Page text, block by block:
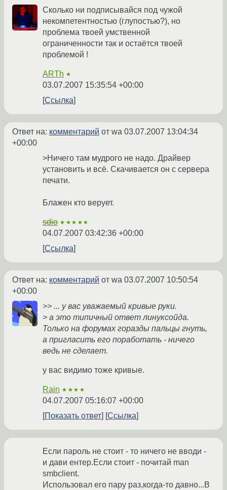
Сколько ни подписывайся под чужой
некомпетентностью (глупостью?), но
проблема твоей умственной
ограниченности так и остаётся твоей
проблемой !
ARTh ★
03.07.2007 15:35:54 +00:00
Ссылка
Ответ на: комментарий от wa 03.07.2007 13:04:34
+00:00
>Ничего там мудрого не надо. Драйвер
установить и всё. Скачивается он с сервера
печати.
Блажен кто верует.
sdio ★★★★★
04.07.2007 03:42:36 +00:00
Ссылка
Ответ на: комментарий от wa 03.07.2007 10:50:54
+00:00
>> ... у вас уважаемый кривые руки.
> а это типичный ответ линуксойда.
Только на форумах горазды пальцы гнуть,
а пригласить его поработать - ничего
ведь не сделает.
у вас видимо тоже кривые.
Rain ★★★★
04.07.2007 05:16:07 +00:00
Показать ответ
Ссылка
Если пароль не стоит - то ничего не вводи -
и дави ентер.Если стоит - почитай man
smbclient.
Использовал его пару раз,когда-то давно...В